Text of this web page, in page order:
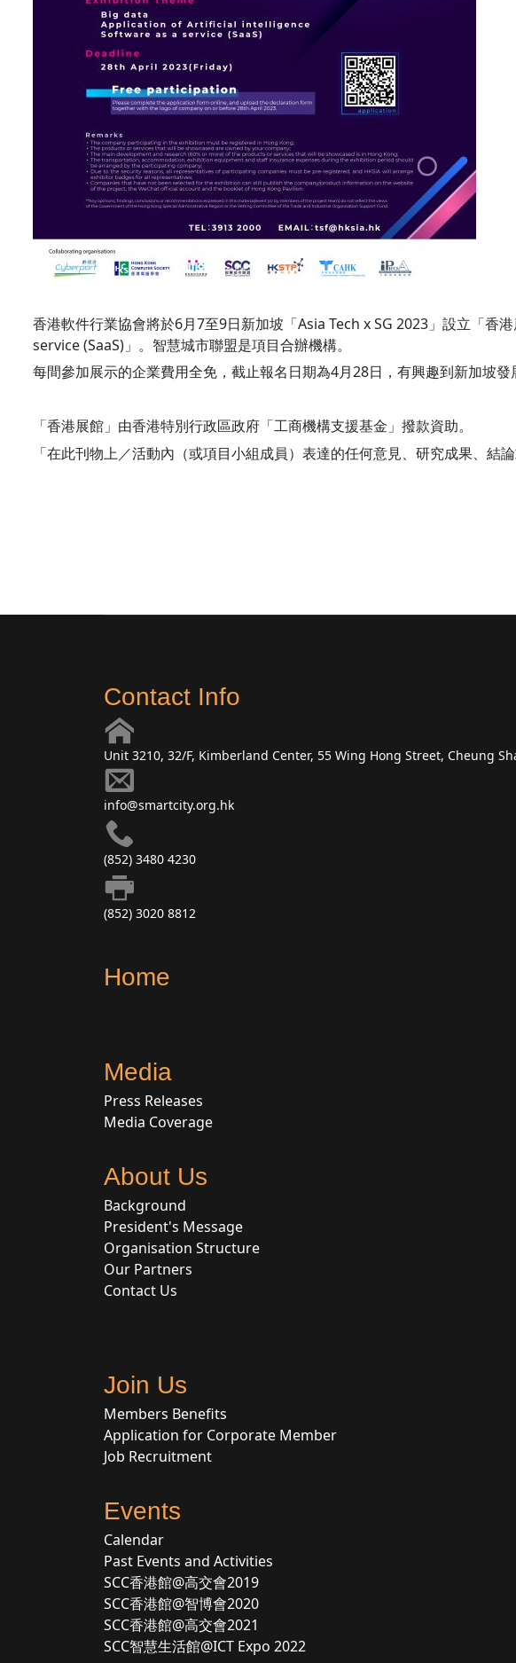
香港軟件行業協會將於6月7至9日新加坡「Asia Tech x SG 2023」設立「
service (SaaS)」。智慧城市聯盟是項目合辦機構。
每間參加展示的企業費用全免，截止報名日期為4月28日，有興趣到新加坡發
「香港展館」由香港特別行政區政府「工商機構支援基金」撥款資助。
「在此刊物上／活動內（或項目小組成員）表達的任何意見、研究成果、結
Contact Info
Unit 3210, 32/F, Kimberland Center, 55 Wing Hong Street, Cheung
info@smartcity.org.hk
(852) 3480 4230
(852) 3020 8812
Home
Media
Press Releases
Media Coverage
About Us
Background
President's Message
Organisation Structure
Our Partners
Contact Us
Join Us
Members Benefits
Application for Corporate Member
Job Recruitment
Events
Calendar
Past Events and Activities
SCC香港館@高交會2019
SCC香港館@智博會2020
SCC香港館@高交會2021
SCC智慧生活館@ICT Expo 2022